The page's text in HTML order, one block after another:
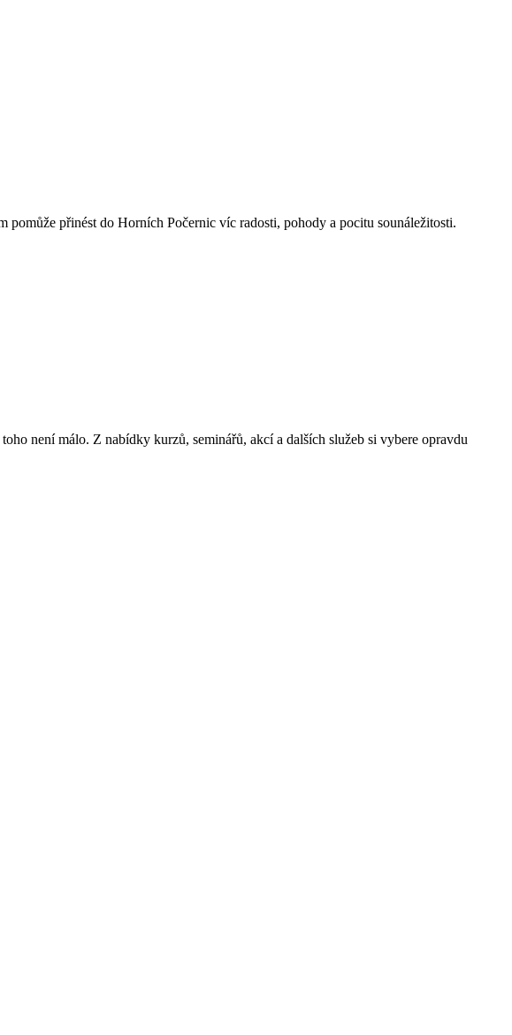
přinést do Horních Počernic víc radosti, pohody a pocitu sounáležitosti.
není málo. Z nabídky kurzů, seminářů, akcí a dalších služeb si vybere opravdu